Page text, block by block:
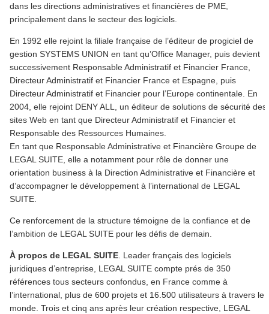
dans les directions administratives et financières de PME,
principalement dans le secteur des logiciels.
En 1992 elle rejoint la filiale française de l’éditeur de progiciel de
gestion SYSTEMS UNION en tant qu’Office Manager, puis devient
successivement Responsable Administratif et Financier France,
Directeur Administratif et Financier France et Espagne, puis
Directeur Administratif et Financier pour l’Europe continentale. En
2004, elle rejoint DENY ALL, un éditeur de solutions de sécurité des
sites Web en tant que Directeur Administratif et Financier et
Responsable des Ressources Humaines.
En tant que Responsable Administrative et Financière Groupe de
LEGAL SUITE, elle a notamment pour rôle de donner une
orientation business à la Direction Administrative et Financière et
d’accompagner le développement à l’international de LEGAL
SUITE.
Ce renforcement de la structure témoigne de la confiance et de
l’ambition de LEGAL SUITE pour les défis de demain.
À propos de LEGAL SUITE . Leader français des logiciels
juridiques d’entreprise, LEGAL SUITE compte prés de 350
références tous secteurs confondus, en France comme à
l’international, plus de 600 projets et 16.500 utilisateurs à travers le
monde. Trois et cinq ans après leur création respective, LEGAL